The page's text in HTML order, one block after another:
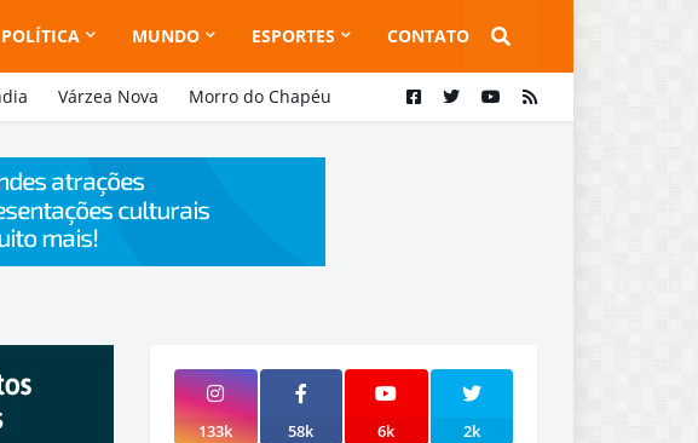
POLÍTICA MUNDO ESPORTES CONTATO
Várzea Nova Morro do Chapéu
133k 58k 6k 2k